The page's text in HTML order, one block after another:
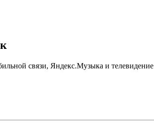
связи, Яндекс.Музыка и телевидение